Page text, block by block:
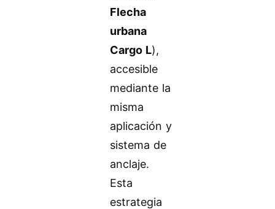
Flecha
urbana
Cargo L),
accesible
mediante la
misma
aplicación y
sistema de
anclaje.
Esta
estrategia